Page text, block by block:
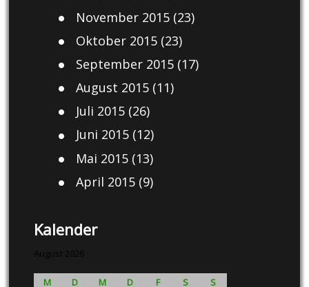
November 2015(23)
Oktober 2015(23)
September 2015(17)
August 2015(11)
Juli 2015(26)
Juni 2015(12)
Mai 2015(13)
April 2015(9)
Kalender
August 2026
M D M D F S S